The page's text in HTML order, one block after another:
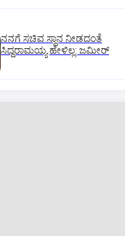
ನನಗೆ ಸಚಿವ ಸ್ಥಾನ ನೀಡದಂತೆ
ಸಿದ್ದರಾಮಯ್ಯ ಹೇಳಿಲ್ಲ: ಜಮೀರ್